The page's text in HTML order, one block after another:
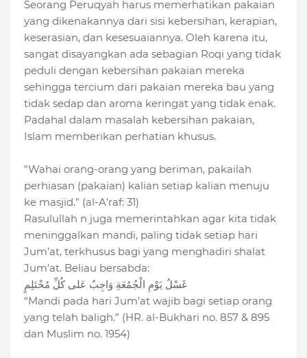
Seorang Peruqyah harus memerhatikan pakaian
yang dikenakannya dari sisi kebersihan, kerapian,
keserasian, dan kesesuaiannya. Oleh karena itu,
sangat disayangkan ada sebagian Roqi yang tidak
peduli dengan kebersihan pakaian mereka
sehingga tercium dari pakaian mereka bau yang
tidak sedap dan aroma keringat yang tidak enak.
Padahal dalam masalah kebersihan pakaian,
Islam memberikan perhatian khusus.
"Wahai orang-orang yang beriman, pakailah
perhiasan (pakaian) kalian setiap kalian menuju
ke masjid.” (al-A’raf: 31)
Rasulullah n juga memerintahkan agar kita tidak
meninggalkan mandi, paling tidak setiap hari
Jum’at, terkhusus bagi yang menghadiri shalat
Jum’at. Beliau bersabda:
غَسْلُ يَوْمِ الْجُمُعَةِ وَاجِبٌ عَلى كُلِّ مُحْتَلِمٍ
“Mandi pada hari Jum’at wajib bagi setiap orang
yang telah baligh.” (HR. al-Bukhari no. 857 & 895
dan Muslim no. 1954)